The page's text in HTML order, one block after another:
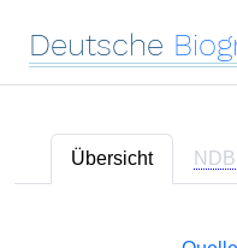
Deutsche
Übersicht NDB